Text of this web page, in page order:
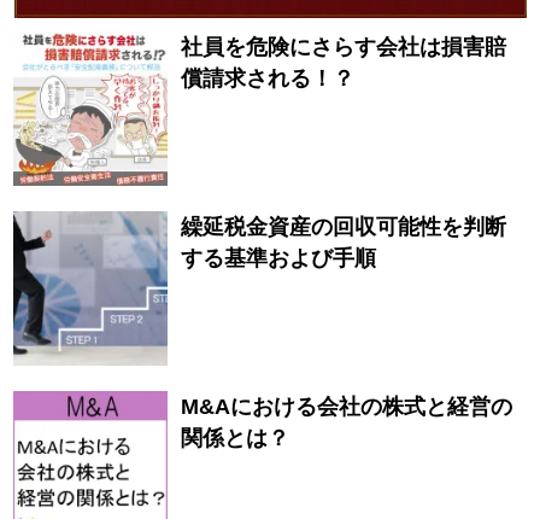
社員を危険にさらす会社は損害賠
償請求される！？
繰延税金資産の回収可能性を判断
する基準および手順
M&Aにおける会社の株式と経営の
関係とは？